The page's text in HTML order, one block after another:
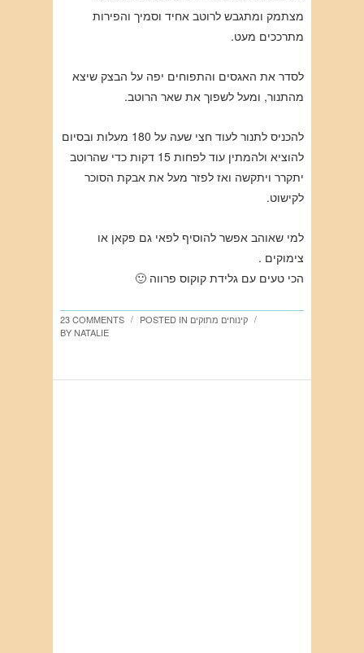
מצתמק ומתגבש לרוטב אחיד וסמיך והפירות
מתרככים מעט.
לסדר את האגסים והתפוחים יפה על הבצק שיצא
מהתנור, ומעל לשפוך את שאר הרוטב.
להכניס לתנור לעוד חצי שעה על 180 מעלות ובסיום
להוציא ולהמתין עוד לפחות 15 דקות כדי שהרוטב
יתקרר ויתקשה ואז לפזר מעל את אבקת הסוכר
לקישוט.
למי שאוהב אפשר להוסיף לפאי גם פקאן או
צימוקים .
הכי טעים עם גלידת קוקוס פרווה 🙂
23 COMMENTS / POSTED IN קינוחים מתוקים /
BYNATALIE